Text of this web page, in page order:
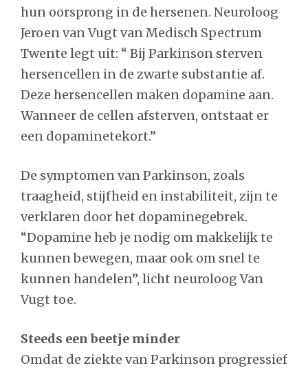
hun oorsprong in de hersenen. Neuroloog
Jeroen van Vugt van Medisch Spectrum
Twente legt uit: “ Bij Parkinson sterven
hersencellen in de zwarte substantie af.
Deze hersencellen maken dopamine aan.
Wanneer de cellen afsterven, ontstaat er
een dopaminetekort.”
De symptomen van Parkinson, zoals
traagheid, stijfheid en instabiliteit, zijn te
verklaren door het dopaminegebrek.
“Dopamine heb je nodig om makkelijk te
kunnen bewegen, maar ook om snel te
kunnen handelen”, licht neuroloog Van
Vugt toe.
Steeds een beetje minder
Omdat de ziekte van Parkinson progressief